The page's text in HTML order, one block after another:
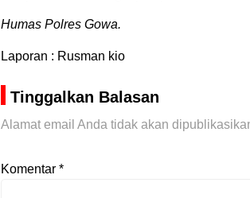
Humas Polres Gowa.
Laporan : Rusman kio
Tinggalkan Balasan
Alamat email Anda tidak akan
Komentar *